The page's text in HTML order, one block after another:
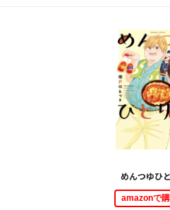
めんつゆひ
amazonで